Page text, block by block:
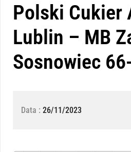
Polski Cukier
Lublin – MB
Sosnowiec
Data : 26/11/2023